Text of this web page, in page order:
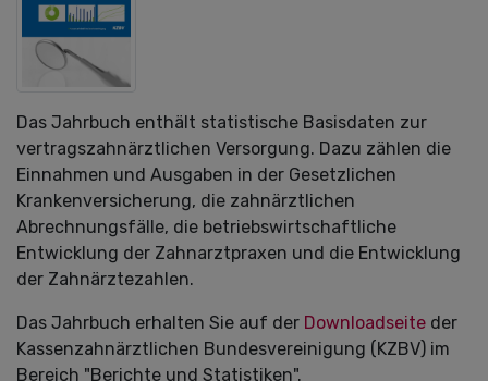
Das Jahrbuch enthält statistische Basisdaten zur
vertragszahnärztlichen Versorgung. Dazu zählen die
Einnahmen und Ausgaben in der Gesetzlichen
Krankenversicherung, die zahnärztlichen
Abrechnungsfälle, die betriebswirtschaftliche
Entwicklung der Zahnarztpraxen und die Entwicklung
der Zahnärztezahlen.
Das Jahrbuch erhalten Sie auf der Downloadseite der
Kassenzahnärztlichen Bundesvereinigung (KZBV) im
Bereich "Berichte und Statistiken".